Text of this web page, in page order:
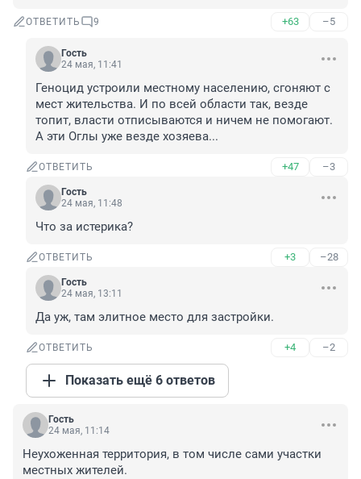
ОТВЕТИТЬ 9 +63 –5
Гость
24 мая, 11:41
Геноцид устроили местному населению, сгоняют с
мест жительства. И по всей области так, везде
топит, власти отписываются и ничем не помогают.
А эти Оглы уже везде хозяева...
ОТВЕТИТЬ +47 –3
Гость
24 мая, 11:48
Что за истерика?
ОТВЕТИТЬ +3 –28
Гость
24 мая, 13:11
Да уж, там элитное место для застройки.
ОТВЕТИТЬ +4 –2
Показать ещё 6 ответов
Гость
24 мая, 11:14
Неухоженная территория, в том числе сами участки
местных жителей.